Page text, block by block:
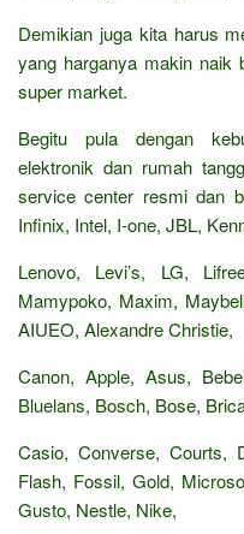
Demikian juga kita harus
yang harganya makin naik
super market.
Begitu pula dengan
elektronik dan rumah
service center resmi dan
Infinix, Intel, I-one, JBL,
Lenovo, Levi’s, LG,
Mamypoko, Maxim,
AIUEO, Alexandre Christie,
Canon, Apple, Asus,
Bluelans, Bosch, Bose,
Casio, Converse, Courts,
Flash, Fossil, Gold,
Gusto, Nestle, Nike,